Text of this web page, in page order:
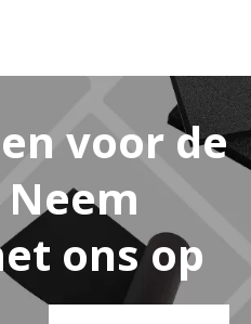
voor de
ons op